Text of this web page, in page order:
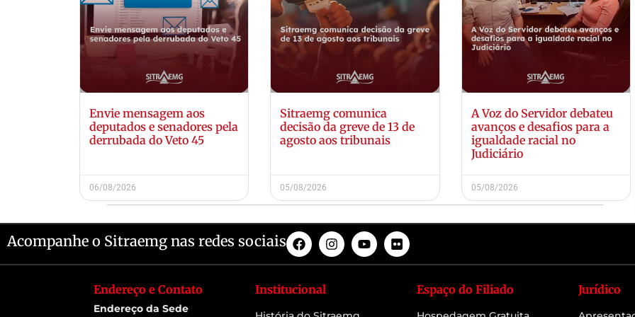
Envie mensagem aos
deputados e senadores pela
derrubada do Veto 45
06/08/2026
Sitraemg comunica
decisão da greve de 13 de
agosto aos tribunais
05/08/2026
A Voz do Servidor debateu
avanços e desafios para a
igualdade racial no
Judiciário
05/08/2026
Acompanhe o Sitraemg nas redes sociais
Endereço e Contato
Endereço da Sede
Institucional Espaço do Filiado Jurídico